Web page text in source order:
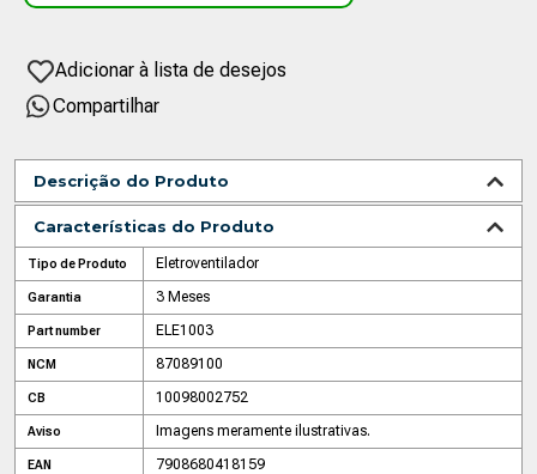
Compartilhar
Descrição do Produto
Características do Produto
Tipo de Produto Eletroventilador
Garantia 3 Meses
Part number ELE1003
NCM 87089100
CB 10098002752
Aviso Imagens meramente ilustrativas.
EAN 7908680418159